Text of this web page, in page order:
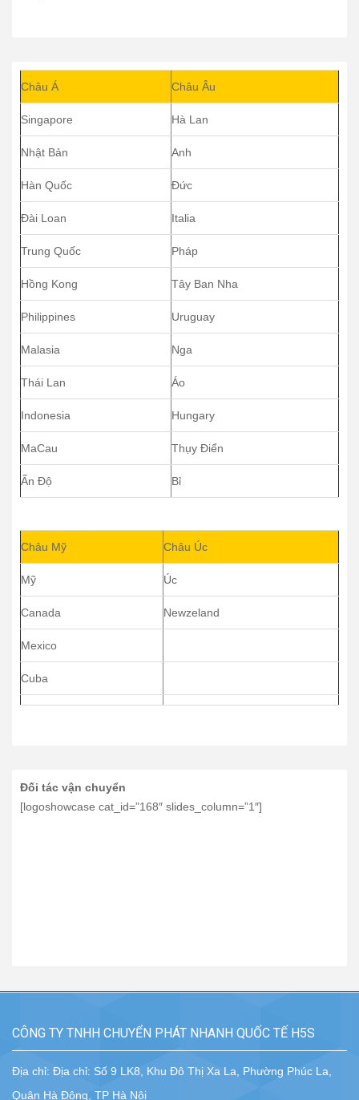
Châu Á Châu Âu
Singapore Hà Lan
Nhật Bản Anh
Hàn Quốc Đức
Đài Loan Italia
Trung Quốc Pháp
Hồng Kong Tây Ban Nha
Philippines Uruguay
Malasia Nga
Thái Lan Áo
Indonesia Hungary
MaCau Thụy Điển
Ấn Độ Bỉ
Châu Mỹ Châu Úc
Mỹ Úc
Canada Newzeland
Mexico
Cuba
Đối tác vận chuyển
[logoshowcase cat_id=”168″ slides_column=”1″]
CÔNG TY TNHH CHUYỂN PHÁT NHANH QUỐC TẾ H5S
Địa chỉ: Địa chỉ: Số 9 LK8, Khu Đô Thị Xa La, Phường Phúc La,
Quận Hà Đông, TP Hà Nội